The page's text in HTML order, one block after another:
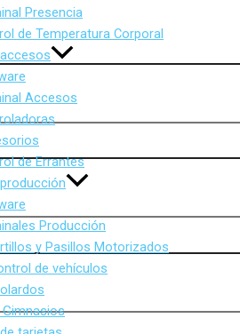
Presencia
de Temperatura Corporal
Accesos
de Errantes
Producción
y Pasillos Motorizados
de vehículos